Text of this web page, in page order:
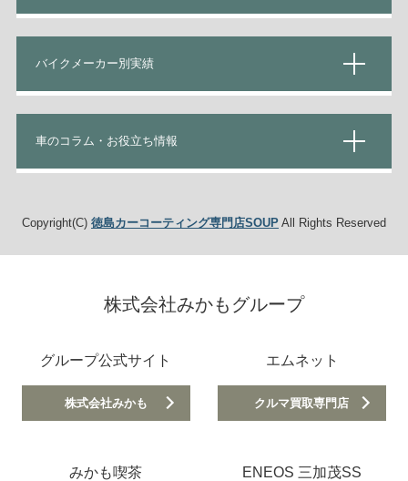
バイクメーカー別実績
車のコラム・お役立ち情報
Copyright(C) 徳島カーコーティング専門店SOUPAll Rights Reserved
株式会社みかもグループ
グループ公式サイト
株式会社みかも
エムネット
クルマ買取専門店
みかも喫茶 ENEOS 三加茂SS